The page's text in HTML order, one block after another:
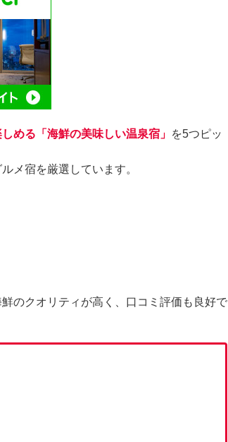
める「海鮮の美味しい温泉宿」 を5つピッ
メ宿を厳選しています。
のクオリティが高く、口コミ評価も良好で